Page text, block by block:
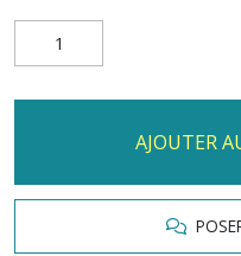
AJOUTER